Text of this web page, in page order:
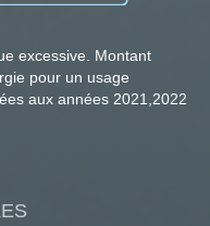
excessive. Montant
pour un usage
aux années 2021,2022